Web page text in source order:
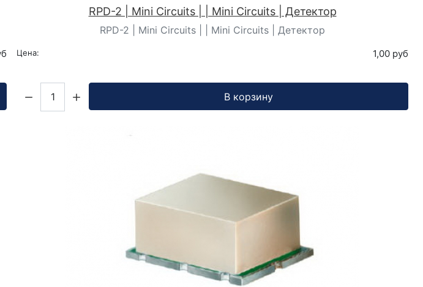
RPD-2 | Mini Circuits | | Mini Circuits | Детектор
RPD-2 | Mini Circuits | | Mini Circuits | Детектор
Цена: 1,00 руб
В корзину